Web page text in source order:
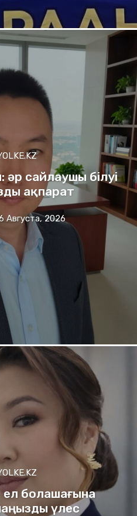
әр сайлаушы білуі
ақпарат
Августа, 2026
ел болашағына
үлес